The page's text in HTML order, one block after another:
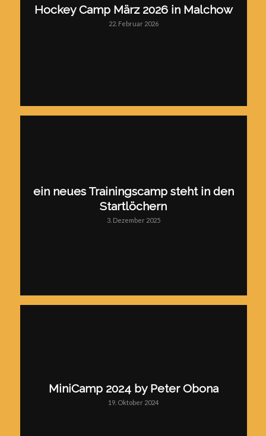
Hockey Camp März 2026 in Malchow
22. Februar 2026
ein neues Trainingscamp steht in den
Startlöchern
3. Dezember 2025
MiniCamp 2024 by Peter Obona
19. Oktober 2024